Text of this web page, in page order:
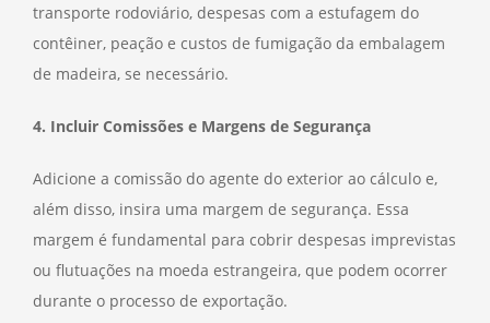
transporte rodoviário, despesas com a estufagem do
contêiner, peação e custos de fumigação da embalagem
de madeira, se necessário.
4. Incluir Comissões e Margens de Segurança
Adicione a comissão do agente do exterior ao cálculo e,
além disso, insira uma margem de segurança. Essa
margem é fundamental para cobrir despesas imprevistas
ou flutuações na moeda estrangeira, que podem ocorrer
durante o processo de exportação.